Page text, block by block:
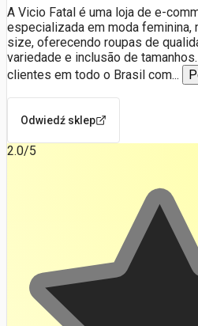
A Vicio Fatal é uma loja de e-
especializada em moda feminina,
size, oferecendo roupas de
variedade e inclusão de
clientes em todo o Brasil com...
Odwiedź sklep
2.0/5